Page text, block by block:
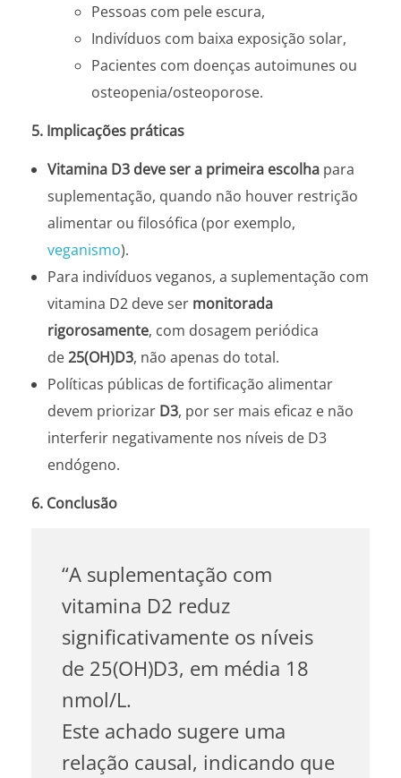
Pessoas com pele escura,
Indivíduos com baixa exposição solar,
Pacientes com doenças autoimunes ou
osteopenia/osteoporose.
5. Implicações práticas
Vitamina D3 deve ser a primeira escolhapara
suplementação, quando não houver restrição
alimentar ou filosófica (por exemplo,
veganismo).
Para indivíduos veganos, a suplementação com
vitamina D2 deve ser monitorada
rigorosamente, com dosagem periódica
de25(OH)D3, não apenas do total.
Políticas públicas de fortificação alimentar
devem priorizar D3, por ser mais eficaz e não
interferir negativamente nos níveis de D3
endógeno.
6. Conclusão
“A suplementação com
vitamina D2 reduz
significativamente os níveis
de 25(OH)D3, em média 18
nmol/L.
Este achado sugere uma
relação causal, indicando que